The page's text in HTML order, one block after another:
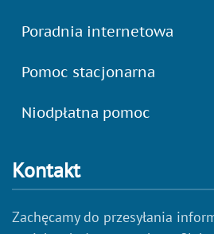
Poradnia internetowa
Pomoc stacjonarna
Niodpłatna pomoc
Kontakt
Zachęcamy do przesyłania